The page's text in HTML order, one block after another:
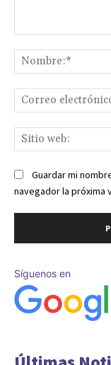
Guardar mi
navegador la próxima
Síguenos en